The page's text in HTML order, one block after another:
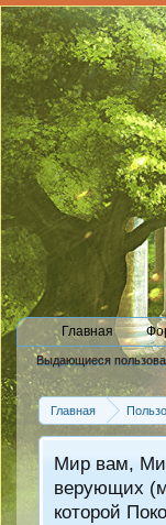
Главная
Выдающиеся
Новые сообщения
Главная
Мир вам,
верующих
которой